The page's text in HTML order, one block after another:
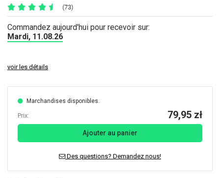
(73)
Commandez aujourd'hui pour recevoir sur:
Mardi, 11.08.26
voir les détails
Marchandises disponibles.
Prix: 79,95 zł
Ajouter au panier
Des questions? Demandez nous!